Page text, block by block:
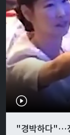
"경박하다"…